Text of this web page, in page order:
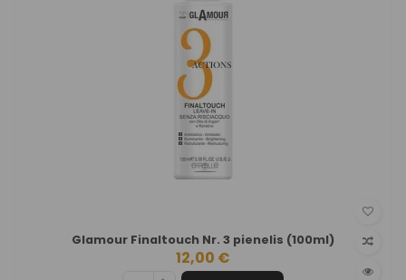
Glamour Finaltouch Nr. 3 pienelis (100ml)
12,00 €